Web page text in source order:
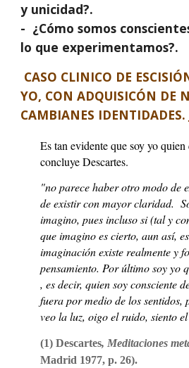
y unicidad?.
- ¿Cómo somos
lo que experimentamos?.
CASO CLINICO DE
YO, CON ADQUISICÓN DE
CAMBIANES IDENTIDADES.
Es tan evidente que soy yo
concluye Descartes.
"no parece haber otro modo de
de existir con mayor claridad.
imagino, pues incluso si (tal y
que imagino es cierto, aun así,
imaginación existe realmente y
pensamiento. Por último soy yo
, es decir, quien soy consciente
fuera por medio de los sentidos,
veo la luz, oigo el ruido, siento
(1) Descartes, Meditaciones
Madrid 1977, p. 26).